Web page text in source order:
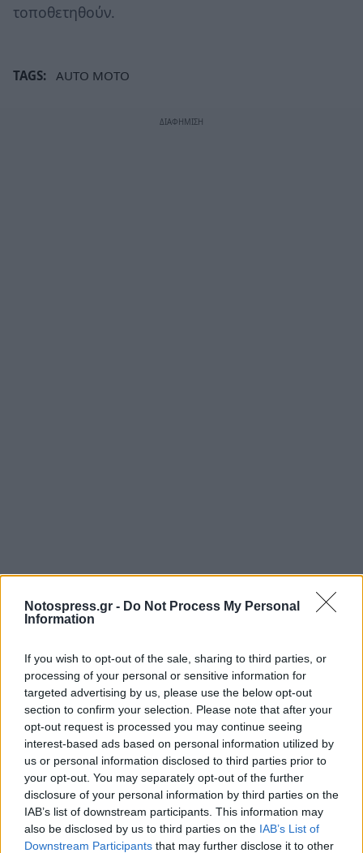
Notospress.gr - Do Not Process My Personal
Information
If you wish to opt-out of the sale, sharing to third parties, or
processing of your personal or sensitive information for
targeted advertising by us, please use the below opt-out
section to confirm your selection. Please note that after your
opt-out request is processed you may continue seeing
interest-based ads based on personal information utilized by
us or personal information disclosed to third parties prior to
your opt-out. You may separately opt-out of the further
disclosure of your personal information by third parties on the
IAB’s list of downstream participants. This information may
also be disclosed by us to third parties on the IAB’s List of
Downstream Participants that may further disclose it to other
τοποθετηθούν.
TAGS: AUTO MOTO
Σχετικά Άρθρα